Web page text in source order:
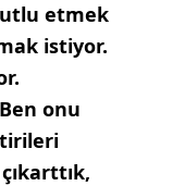
etmek
istiyor.
onu